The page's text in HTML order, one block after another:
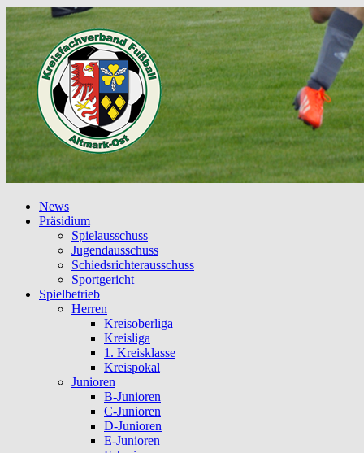
News
Präsidium
Spielausschuss
Jugendausschuss
Schiedsrichterausschuss
Sportgericht
Spielbetrieb
Herren
Kreisoberliga
Kreisliga
1. Kreisklasse
Kreispokal
Junioren
B-Junioren
C-Junioren
D-Junioren
E-Junioren